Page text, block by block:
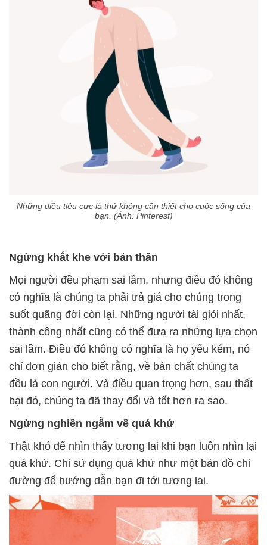
Những điều tiêu cực là thứ không cần thiết cho cuộc sống của
bạn. (Ảnh: Pinterest)
Ngừng khắt khe với bản thân
Mọi người đều phạm sai lầm, nhưng điều đó không
có nghĩa là chúng ta phải trả giá cho chúng trong
suốt quãng đời còn lại. Những người tài giỏi nhất,
thành công nhất cũng có thể đưa ra những lựa chọn
sai lầm. Điều đó không có nghĩa là họ yếu kém, nó
chỉ đơn giản cho biết rằng, về bản chất chúng ta
đều là con người. Và điều quan trọng hơn, sau thất
bại đó, chúng ta đã thay đổi và tốt hơn ra sao.
Ngừng nghiền ngẫm về quá khứ
Thật khó để nhìn thấy tương lai khi bạn luôn nhìn lại
quá khứ. Chỉ sử dụng quá khứ như một bản đồ chỉ
đường để hướng dẫn bạn đi tới tương lai.